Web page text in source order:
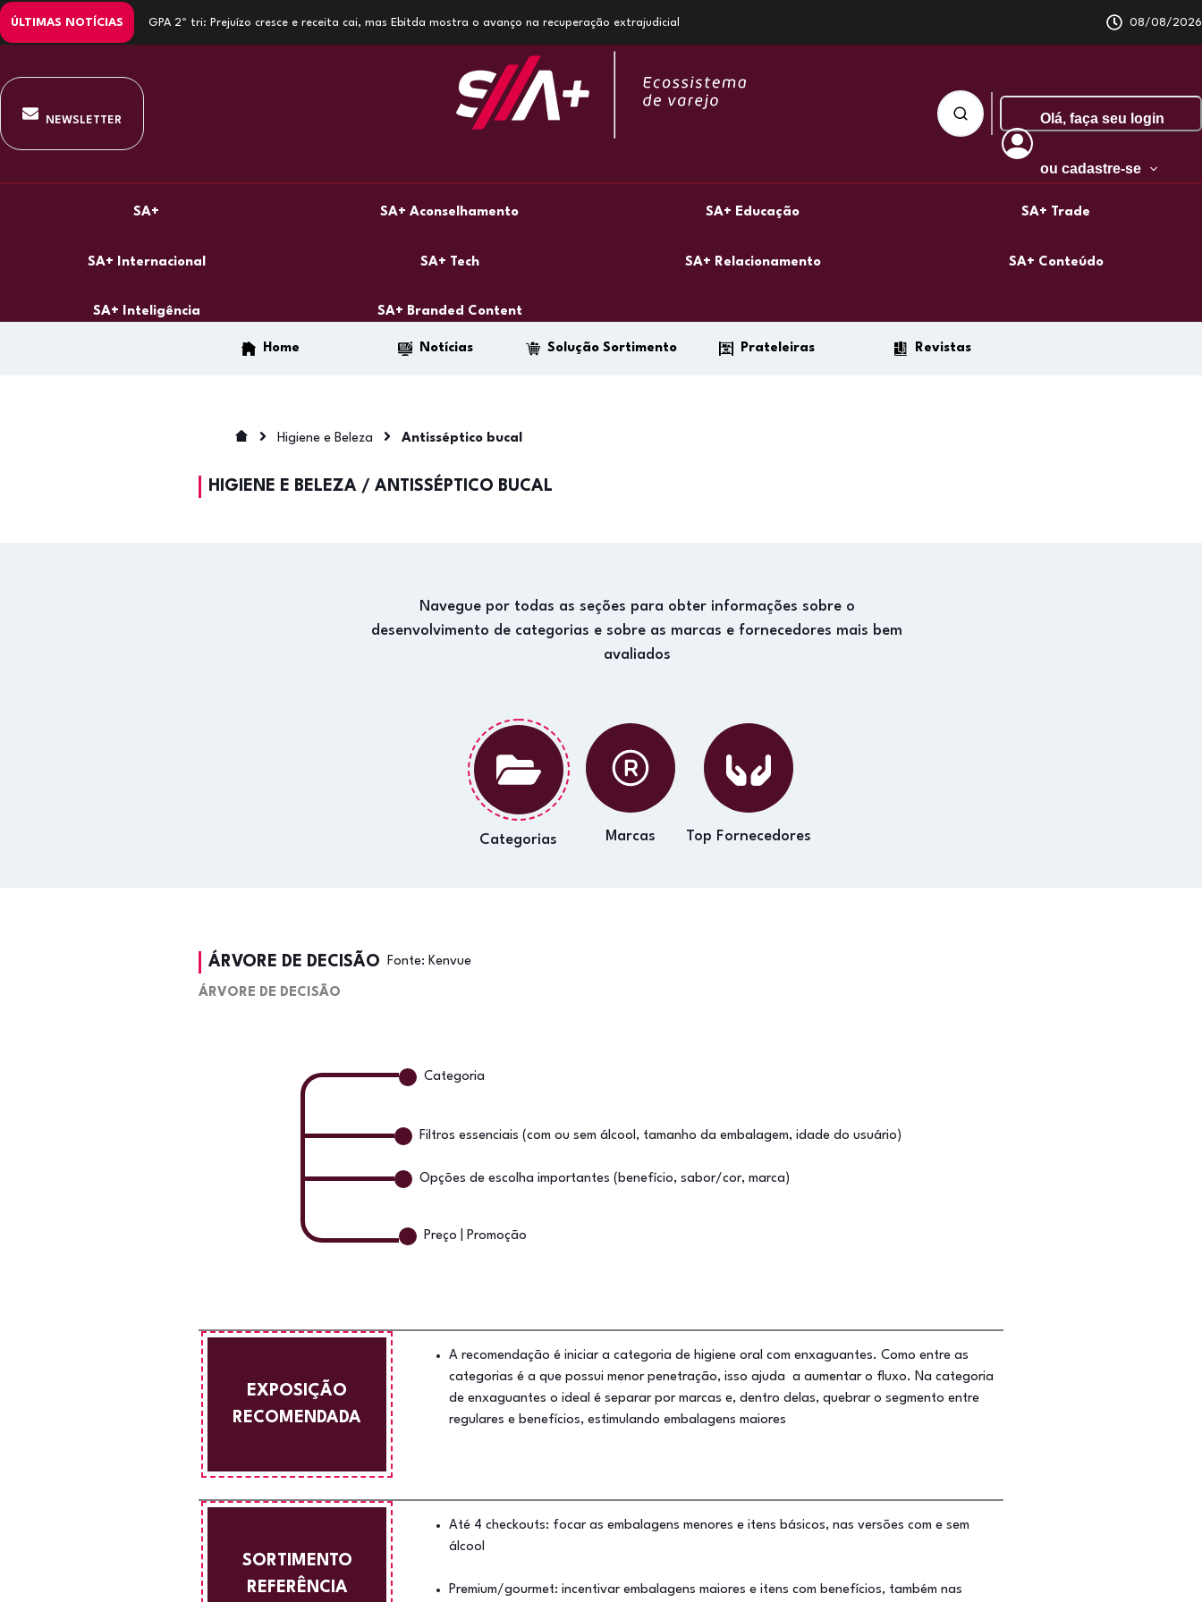
ÚLTIMAS NOTÍCIAS GPA 2º tri: Prejuízo cresce e receita cai, mas Ebitda mostra o avanço na recuperação extrajudicial 08/08/2026
NEWSLETTER Olá, faça seu login
ou cadastre-se
SA+ SA+ Aconselhamento SA+ Educação SA+ Trade
SA+ Internacional SA+ Tech SA+ Relacionamento SA+ Conteúdo
SA+ Inteligência SA+ Branded Content
Home Notícias Solução Sortimento Prateleiras Revistas
Higiene e Beleza Antisséptico bucal
HIGIENE E BELEZA / ANTISSÉPTICO BUCAL
Navegue por todas as seções para obter informações sobre o
desenvolvimento de categorias e sobre as marcas e fornecedores mais bem
avaliados
Categorias Marcas Top Fornecedores
ÁRVORE DE DECISÃO Fonte: Kenvue
ÁRVORE DE DECISÃO
Categoria
Filtros essenciais (com ou sem álcool, tamanho da embalagem, idade do usuário)
Opções de escolha importantes (benefício, sabor/cor, marca)
Preço | Promoção
EXPOSIÇÃO
RECOMENDADA
A recomendação é iniciar a categoria de higiene oral com enxaguantes. Como entre as
categorias é a que possui menor penetração, isso ajuda a aumentar o fluxo. Na categoria
de enxaguantes o ideal é separar por marcas e, dentro delas, quebrar o segmento entre
regulares e benefícios, estimulando embalagens maiores
SORTIMENTO
REFERÊNCIA
Até 4 checkouts: focar as embalagens menores e itens básicos, nas versões com e sem
álcool
Premium/gourmet: incentivar embalagens maiores e itens com benefícios, também nas